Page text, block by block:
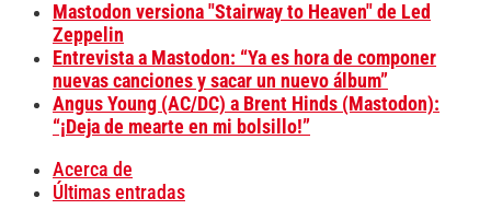
Mastodon versiona "Stairway to Heaven" de Led
Zeppelin
Entrevista a Mastodon: “Ya es hora de componer
nuevas canciones y sacar un nuevo álbum”
Angus Young (AC/DC) a Brent Hinds (Mastodon):
“¡Deja de mearte en mi bolsillo!”
Acerca de
Últimas entradas